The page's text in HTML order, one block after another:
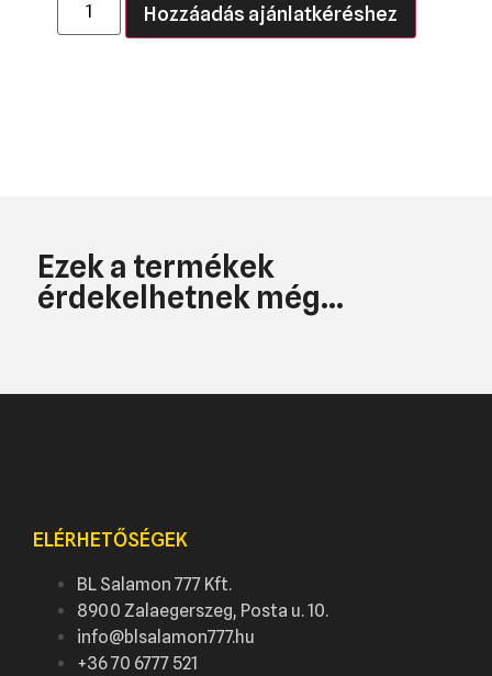
Hozzáadás ajánlatkéréshez
Ezek a termékek
érdekelhetnek még...
ELÉRHETŐSÉGEK
BL Salamon 777 Kft.
8900 Zalaegerszeg, Posta u. 10.
info@blsalamon777.hu
+36 70 6777 521